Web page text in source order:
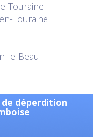
Touraine
Touraine
le-Beau
de déperdition